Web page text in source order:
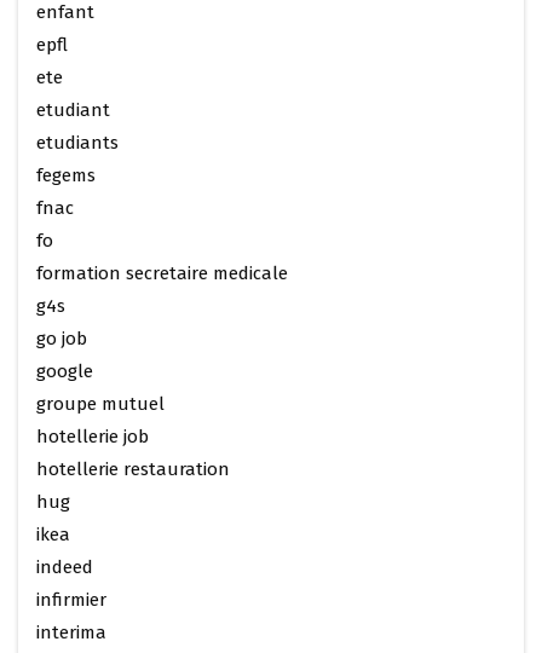
enfant
epfl
ete
etudiant
etudiants
fegems
fnac
fo
formation secretaire medicale
g4s
go job
google
groupe mutuel
hotellerie job
hotellerie restauration
hug
ikea
indeed
infirmier
interima